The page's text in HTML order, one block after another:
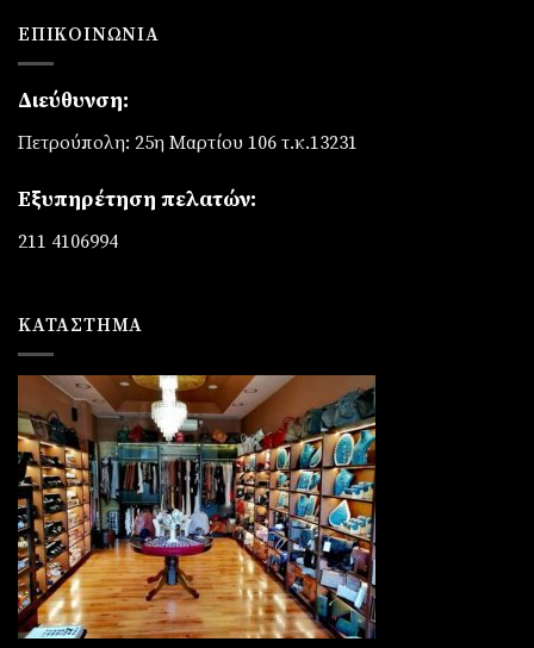
ΕΠΙΚΟΙΝΩΝΊΑ
Διεύθυνση:
Πετρούπολη: 25η Μαρτίου 106 τ.κ.13231
Εξυπηρέτηση πελατών:
211 4106994
ΚΑΤΆΣΤΗΜΑ